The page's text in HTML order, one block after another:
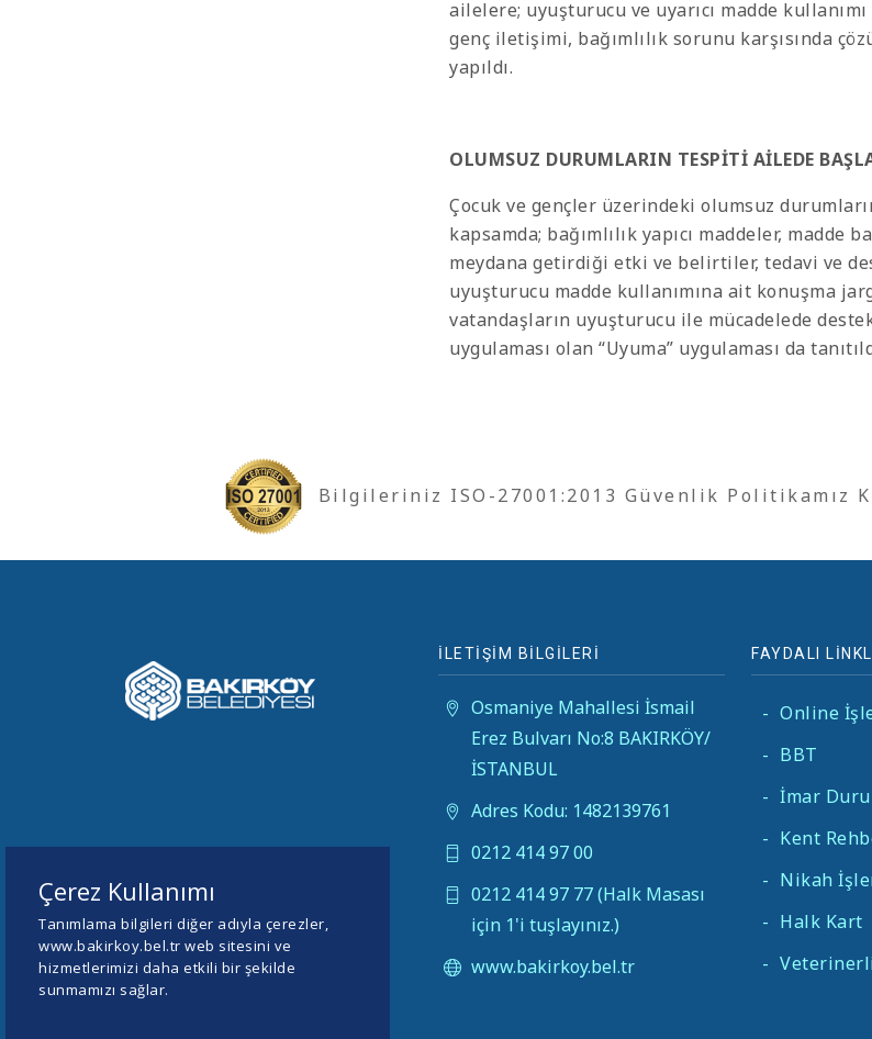
ailelere; uyuşturucu ve uyarıcı madde
genç iletişimi, bağımlılık sorunu karşısında
yapıldı.
OLUMSUZ DURUMLARIN TESPİTİ AİLEDE
Çocuk ve gençler üzerindeki olumsuz
kapsamda; bağımlılık yapıcı maddeler, madde
meydana getirdiği etki ve belirtiler, tedavi ve
uyuşturucu madde kullanımına ait konuşma
vatandaşların uyuşturucu ile mücadelede
uygulaması olan “Uyuma” uygulaması da
Bilgileriniz ISO-27001:2013 Güvenlik Politikamız
İLETİŞİM BİLGİLERİ
Osmaniye Mahallesi İsmail
Erez Bulvarı No:8 BAKIRKÖY/
İSTANBUL
Adres Kodu: 1482139761
0212 414 97 00
0212 414 97 77 (Halk Masası
için 1'i tuşlayınız.)
www.bakirkoy.bel.tr
FAYDALI
- Online
- BBT
- İmar
- Kent
- Nikah
- Halk Kart
-
Çerez Kullanımı
Tanımlama bilgileri diğer adıyla çerezler,
www.bakirkoy.bel.tr web sitesini ve
hizmetlerimizi daha etkili bir şekilde
sunmamızı sağlar.